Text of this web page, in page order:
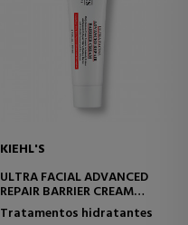
KIEHL'S
ULTRA FACIAL ADVANCED
REPAIR BARRIER CREAM
CREME FACIAL REPARADOR
Tratamentos hidratantes